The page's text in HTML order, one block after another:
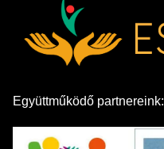
Együttműködő partnereink: